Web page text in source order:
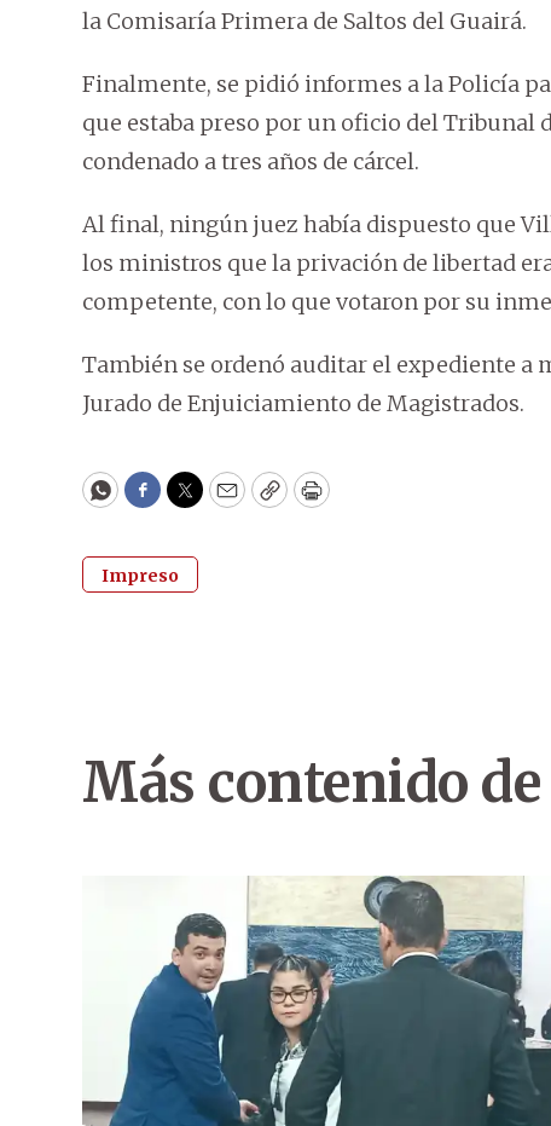
la Comisaría Primera de Saltos del Guairá.
Finalmente, se pidió informes a la Policía
que estaba preso por un oficio del Tribunal
condenado a tres años de cárcel.
Al final, ningún juez había dispuesto que
los ministros que la privación de libertad
competente, con lo que votaron por su
También se ordenó auditar el expediente a
Jurado de Enjuiciamiento de Magistrados.
WhatsApp
Facebook
Twitter
EmailCopyPrint
Impreso
Más contenido